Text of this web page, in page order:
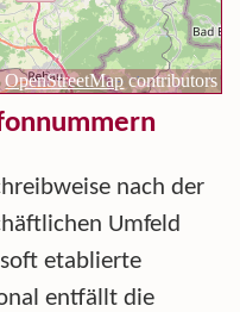
nach der
Umfeld
etablierte
entfällt die